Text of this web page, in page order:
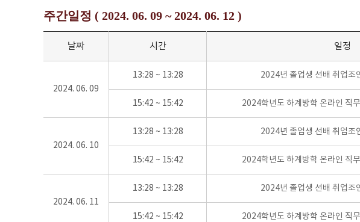
주간일정 ( 2024. 06. 09 ~ 2024. 06. 12 )
날짜 시간 일정
2024. 06. 09
13:28 ~ 13:28 2024년 졸업생 선배 취업조
15:42 ~ 15:42 2024학년도 하계방학 온라인 직
2024. 06. 10
13:28 ~ 13:28 2024년 졸업생 선배 취업조
15:42 ~ 15:42 2024학년도 하계방학 온라인 직
2024. 06. 11
13:28 ~ 13:28 2024년 졸업생 선배 취업조
15:42 ~ 15:42 2024학년도 하계방학 온라인 직